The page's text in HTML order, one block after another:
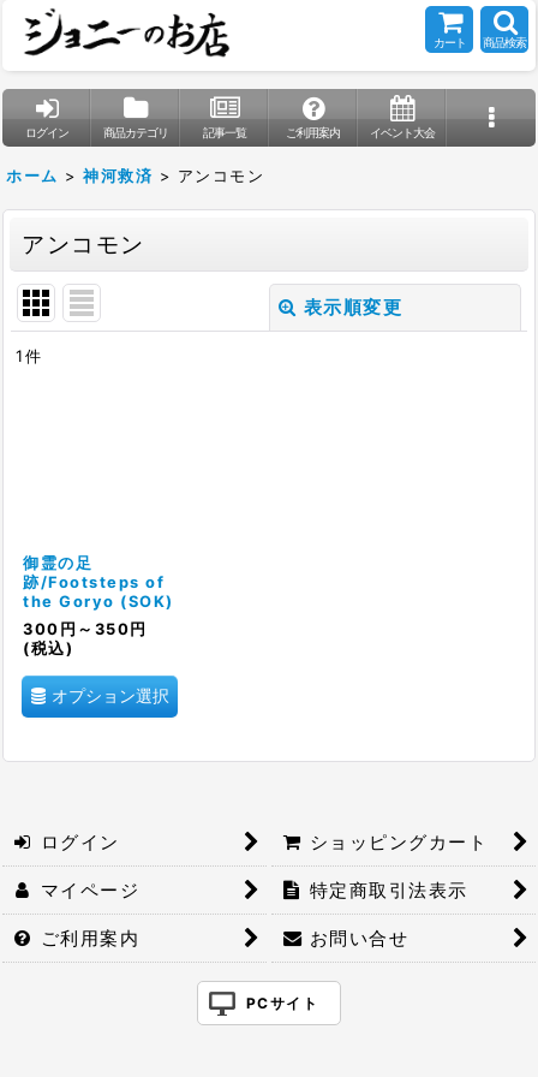
カート 商品検索
ログイン 商品カテゴリ 記事一覧 ご利用案内 イベント大会
ホーム > 神河救済 > アンコモン
アンコモン
表示順変更
1件
御霊の足
跡/Footsteps of
the Goryo (SOK)
300 円 ～350 円
(税込)
オプション選択
ログイン ショッピングカート
マイページ 特定商取引法表示
ご利用案内 お問い合せ
PCサイト